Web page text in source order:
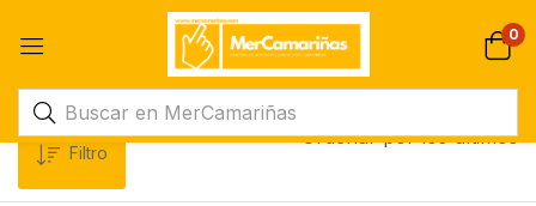
0
Filtro
Ordenar por los últimos